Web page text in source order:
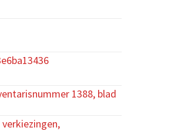
1388, blad